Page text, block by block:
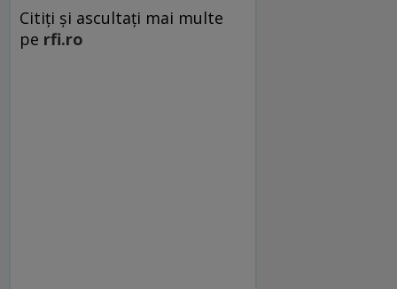
Citiți și ascultați mai multe
pe rfi.ro